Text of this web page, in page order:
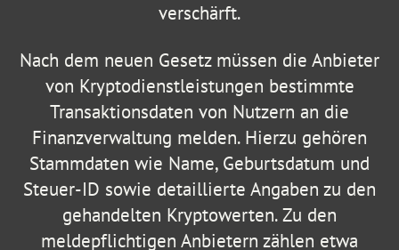
verschärft.
Nach dem neuen Gesetz müssen die Anbieter
von Kryptodienstleistungen bestimmte
Transaktionsdaten von Nutzern an die
Finanzverwaltung melden. Hierzu gehören
Stammdaten wie Name, Geburtsdatum und
Steuer-ID sowie detaillierte Angaben zu den
gehandelten Kryptowerten. Zu den
meldepflichtigen Anbietern zählen etwa